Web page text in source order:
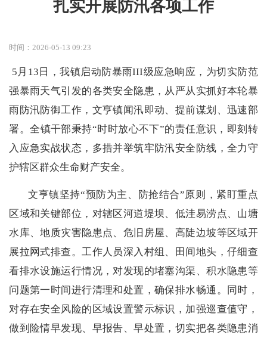
扎实开展防汛各项工作
时间：2026-05-13 09:23
5月13日，我镇启动防暴雨III级应急响应，为切实防范
强暴雨天气引发的各类安全隐患，从严从实抓好本轮暴
雨防汛防御工作，文亨镇闻汛即动、提前谋划、迅速部
署。全镇干部秉持“时时放心不下”的责任意识，即刻转
入应急实战状态，多措并举筑牢防汛安全防线，全力守
护辖区群众生命财产安全。
文亨镇坚持“预防为主、防抢结合”原则，紧盯重点
区域和关键部位，对辖区河道堤坝、低洼易涝点、山塘
水库、地质灾害隐患点、危旧房屋、高陡边坡等区域开
展拉网式排查。工作人员深入村组、田间地头，仔细查
看排水设施运行情况，对发现的堵塞沟渠、积水隐患等
问题第一时间进行清理和处置，确保排水畅通。同时，
对存在安全风险的区域设置警示标识，加强巡查值守，
做到险情早发现、早报告、早处置，切实把各类隐患消